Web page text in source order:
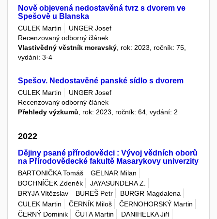
Nově objevená nedostavěná tvrz s dvorem ve
Spešově u Blanska
CULEK Martin
UNGER Josef
Recenzovaný odborný článek
Vlastivědný věstník moravský , rok: 2023, ročník: 75,
vydání: 3-4
Spešov. Nedostavěné panské sídlo s dvorem
CULEK Martin
UNGER Josef
Recenzovaný odborný článek
Přehledy výzkumů , rok: 2023, ročník: 64, vydání: 2
2022
Dějiny psané přírodovědci : Vývoj vědních oborů
na Přírodovědecké fakultě Masarykovy univerzity
BARTONIČKA Tomáš
GELNAR Milan
BOCHNÍČEK Zdeněk
JAYASUNDERA Z.
BRYJA Vítězslav
BUREŠ Petr
BURGR Magdalena
CULEK Martin
ČERNÍK Miloš
ČERNOHORSKÝ Martin
ČERNÝ Dominik
ČUTA Martin
DANIHELKA Jiří